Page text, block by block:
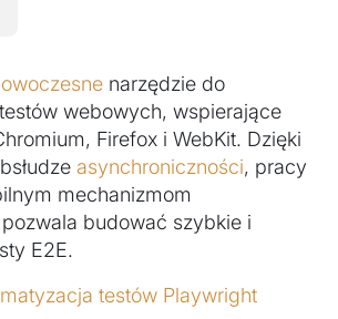
narzędzie do
webowych, wspierające
Firefox i WebKit. Dzięki
asynchroniczności, pracy
mechanizmom
budować szybkie i
E2E.
testów Playwright